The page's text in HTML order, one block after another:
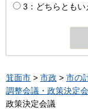
3：どちらともい
箕面市 > 市政 > 市の
調整会議・政策決定
政策決定会議